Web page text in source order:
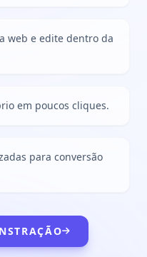
web e edite dentro da
em poucos cliques.
para conversão